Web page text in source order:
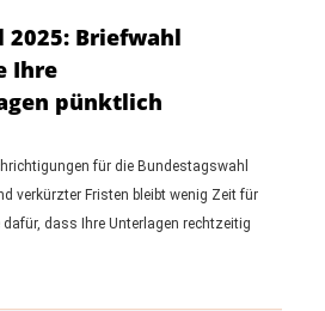
2025: Briefwahl
Ihre
pünktlich
für die Bundestagswahl
verkürzter Fristen bleibt wenig Zeit für
dass Ihre Unterlagen rechtzeitig